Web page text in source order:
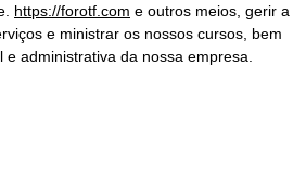
https://forotf.com e outros meios, gerir a
e ministrar os nossos cursos, bem
administrativa da nossa empresa.